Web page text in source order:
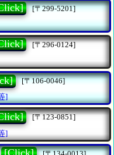
[〒299-5201]
[〒296-0124]
[〒106-0046]
]
[〒123-0851]
]